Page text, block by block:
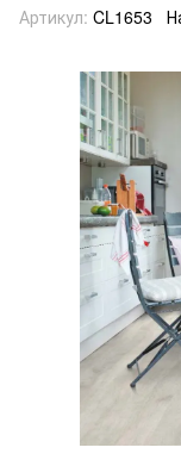
Артикул: CL1653